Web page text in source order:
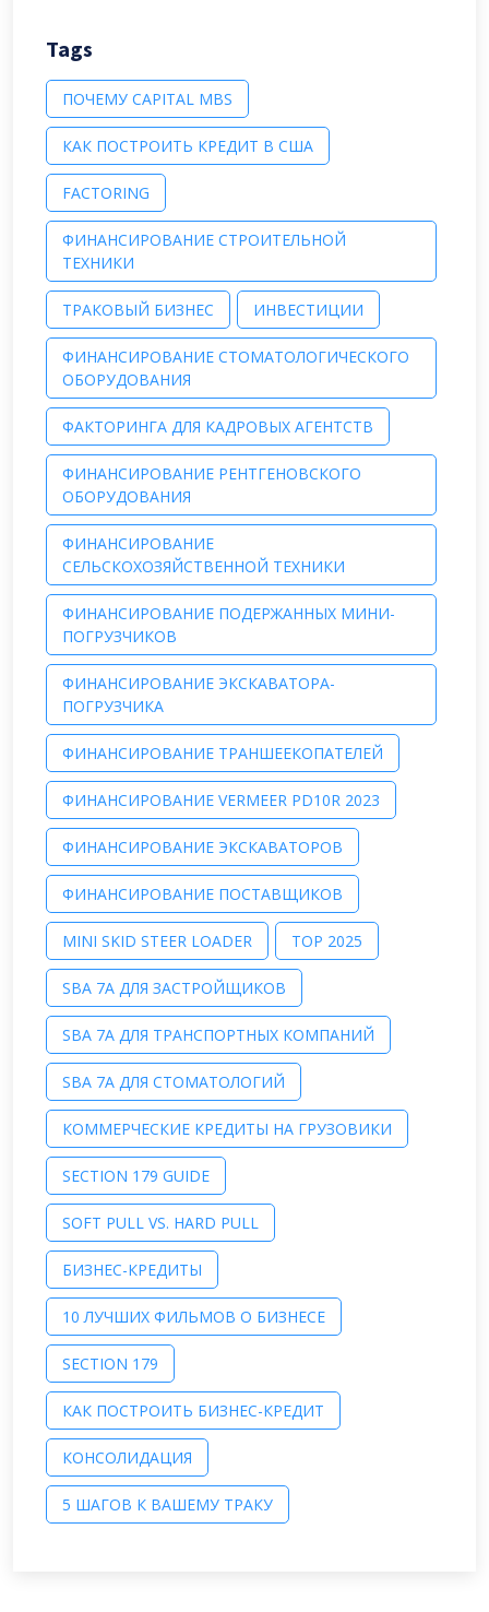
Tags
ПОЧЕМУ CAPITAL MBS
КАК ПОСТРОИТЬ КРЕДИТ В США
FACTORING
ФИНАНСИРОВАНИЕ СТРОИТЕЛЬНОЙ
ТЕХНИКИ
ТРАКОВЫЙ БИЗНЕС ИНВЕСТИЦИИ
ФИНАНСИРОВАНИЕ СТОМАТОЛОГИЧЕСКОГО
ОБОРУДОВАНИЯ
ФАКТОРИНГА ДЛЯ КАДРОВЫХ АГЕНТСТВ
ФИНАНСИРОВАНИЕ РЕНТГЕНОВСКОГО
ОБОРУДОВАНИЯ
ФИНАНСИРОВАНИЕ
СЕЛЬСКОХОЗЯЙСТВЕННОЙ ТЕХНИКИ
ФИНАНСИРОВАНИЕ ПОДЕРЖАННЫХ МИНИ-
ПОГРУЗЧИКОВ
ФИНАНСИРОВАНИЕ ЭКСКАВАТОРА-
ПОГРУЗЧИКА
ФИНАНСИРОВАНИЕ ТРАНШЕЕКОПАТЕЛЕЙ
ФИНАНСИРОВАНИЕ VERMEER PD10R 2023
ФИНАНСИРОВАНИЕ ЭКСКАВАТОРОВ
ФИНАНСИРОВАНИЕ ПОСТАВЩИКОВ
MINI SKID STEER LOADER TOP 2025
SBA 7A ДЛЯ ЗАСТРОЙЩИКОВ
SBA 7A ДЛЯ ТРАНСПОРТНЫХ КОМПАНИЙ
SBA 7A ДЛЯ СТОМАТОЛОГИЙ
КОММЕРЧЕСКИЕ КРЕДИТЫ НА ГРУЗОВИКИ
SECTION 179 GUIDE
SOFT PULL VS. HARD PULL
БИЗНЕС-КРЕДИТЫ
10 ЛУЧШИХ ФИЛЬМОВ О БИЗНЕСЕ
SECTION 179
КАК ПОСТРОИТЬ БИЗНЕС-КРЕДИТ
КОНСОЛИДАЦИЯ
5 ШАГОВ К ВАШЕМУ ТРАКУ